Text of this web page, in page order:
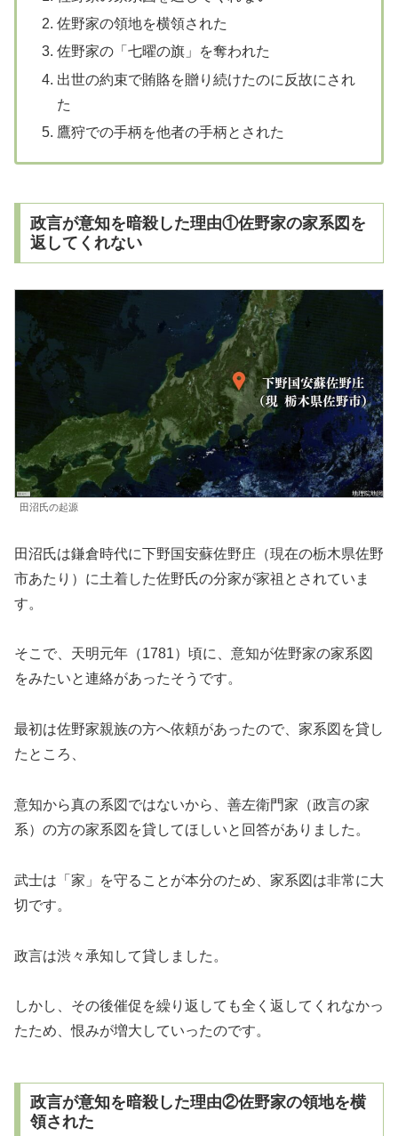
佐野家の領地を横領された
佐野家の「七曜の旗」を奪われた
出世の約束で賄賂を贈り続けたのに反故にされ
た
鷹狩での手柄を他者の手柄とされた
政言が意知を暗殺した理由①佐野家の家系図を
返してくれない
田沼氏の起源
田沼氏は鎌倉時代に下野国安蘇佐野庄（現在の栃木県佐野
市あたり）に土着した佐野氏の分家が家祖とされていま
す。
そこで、天明元年（1781）頃に、意知が佐野家の家系図
をみたいと連絡があったそうです。
最初は佐野家親族の方へ依頼があったので、家系図を貸し
たところ、
意知から真の系図ではないから、善左衛門家（政言の家
系）の方の家系図を貸してほしいと回答がありました。
武士は「家」を守ることが本分のため、家系図は非常に大
切です。
政言は渋々承知して貸しました。
しかし、その後催促を繰り返しても全く返してくれなかっ
たため、恨みが増大していったのです。
政言が意知を暗殺した理由②佐野家の領地を横
領された